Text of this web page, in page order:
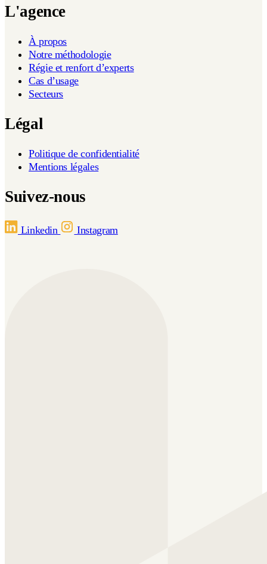
L'agence
À propos
Notre méthodologie
Régie et renfort d’experts
Cas d’usage
Secteurs
Légal
Politique de confidentialité
Mentions légales
Suivez-nous
Linkedin Instagram